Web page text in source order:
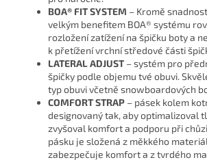
BOA® FIT SYSTEM – Kromě
velkým benefitem BOA® systému
rozložení zatížení na špičku boty a
k přetížení vrchní středové části
LATERAL ADJUST– systém pro
špičky podle objemu tvé obuvi.
typ obuvi včetně snowboardových
COMFORT STRAP – pásek kolem
designovaný tak, aby optimalizoval
zvyšoval komfort a podporu při
pásku je složená z měkkého
zabezpečuje komfort a z tvrdého